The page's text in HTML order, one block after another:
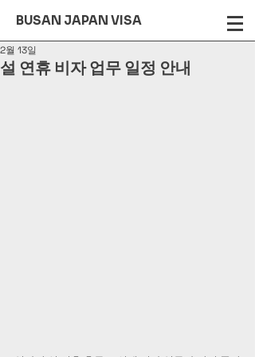
BUSAN JAPAN VISA
설 연휴 비자 업무 일정 안내
2월 13일